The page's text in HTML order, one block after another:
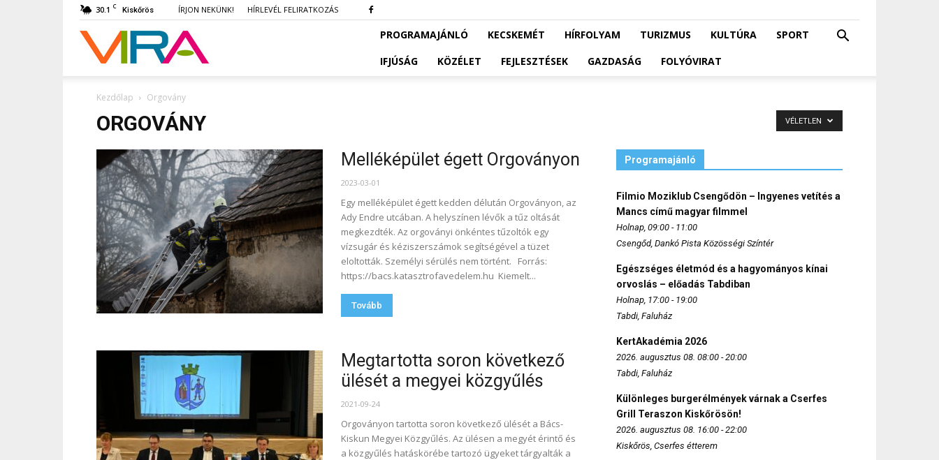
30.1 C Kiskőrös ÍRJON NEKÜNK! HÍRLEVÉL FELIRATKOZÁS
VIRA PROGRAMAJÁNLÓ KECSKEMÉT HÍRFOLYAM TURIZMUS KULTÚRA
SPORT
IFJÚSÁG
KÖZÉLET FEJLESZTÉSEK GAZDASÁG FOLYÓVIRAT
Kezdőlap Orgovány
ORGOVÁNY VÉLETLEN
Melléképület égett Orgoványon
2023-03-01
Egy melléképület égett kedden délután Orgoványon, az
Ady Endre utcában. A helyszínen lévők a tűz oltását
megkezdték. Az orgoványi önkéntes tűzoltók egy
vízsugár és kéziszerszámok segítségével a tüzet
eloltották. Személyi sérülés nem történt. Forrás:
https://bacs.katasztrofavedelem.hu Kiemelt...
Tovább
Megtartotta soron következő
ülését a megyei közgyűlés
2021-09-24
Orgoványon tartotta soron következő ülését a Bács-
Kiskun Megyei Közgyűlés. Az ülésen a megyét érintő és
a közgyűlés hatáskörébe tartozó ügyeket tárgyalták a
Programajánló
Filmio Moziklub Csengődön – Ingyenes vetítés a
Mancs című magyar filmmel
Holnap, 09:00 - 11:00
Csengőd, Dankó Pista Közösségi Színtér
Egészséges életmód és a hagyományos kínai
orvoslás – előadás Tabdiban
Holnap, 17:00 - 19:00
Tabdi, Faluház
KertAkadémia 2026
2026. augusztus 08. 08:00 - 20:00
Tabdi, Faluház
Különleges burgerélmények várnak a Cserfes
Grill Teraszon Kiskőrösön!
2026. augusztus 08. 16:00 - 22:00
Kiskőrös, Cserfes étterem